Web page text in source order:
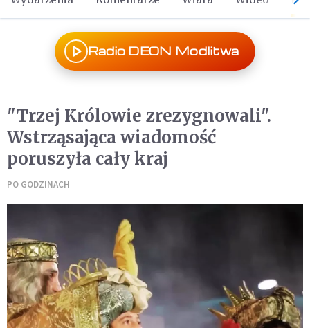
Radio DEON Modlitwa
"Trzej Królowie zrezygnowali".
Wstrząsająca wiadomość
poruszyła cały kraj
PO GODZINACH